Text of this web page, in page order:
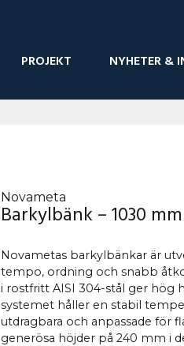
PROJEKT NYHETER &
Novameta
Barkylbänk – 1030 mm
Novametas barkylbänkar är
tempo, ordning och snabb
i rostfritt AISI 304-stål ger hög
systemet håller en stabil
utdragbara och anpassade för
generösa höjder på 240 mm i